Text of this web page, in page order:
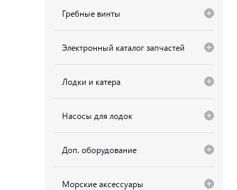
Гребные винты
Электронный каталог запчастей
Лодки и катера
Насосы для лодок
Доп. оборудование
Морские аксессуары